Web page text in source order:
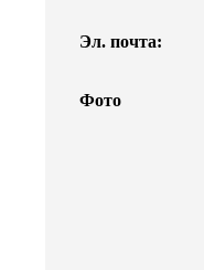
Эл. почта:
Фото